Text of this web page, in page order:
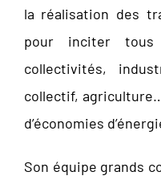
la réalisation des
pour inciter tous
collectivités,
collectif,
d’économies
Son équipe grands